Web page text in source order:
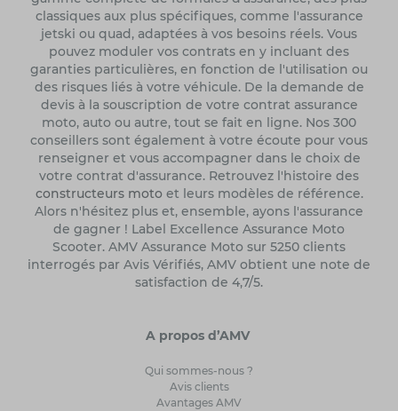
classiques aux plus spécifiques, comme l'assurance
jetski ou quad, adaptées à vos besoins réels. Vous
pouvez moduler vos contrats en y incluant des
garanties particulières, en fonction de l'utilisation ou
des risques liés à votre véhicule. De la demande de
devis à la souscription de votre contrat assurance
moto, auto ou autre, tout se fait en ligne. Nos 300
conseillers sont également à votre écoute pour vous
renseigner et vous accompagner dans le choix de
votre contrat d'assurance. Retrouvez l'histoire des
constructeurs motoet leurs modèles de référence.
Alors n'hésitez plus et, ensemble, ayons l'assurance
de gagner ! Label Excellence Assurance Moto
Scooter. AMV Assurance Moto sur 5250 clients
interrogés par Avis Vérifiés, AMV obtient une note de
satisfaction de 4,7/5.
A propos d’AMV
Qui sommes-nous ?
Avis clients
Avantages AMV